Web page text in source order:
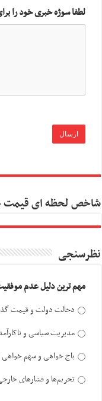
لطفا سوژه خبری خود را
شاخص لحظه ای قیمت
نظرسنجی
مهم ترین دلیل عدم
دخالت دولت و قیمت
مدیریت سیاسی و
باج خواهی و سهم خواهی
تحریم‌ها و فشارهای